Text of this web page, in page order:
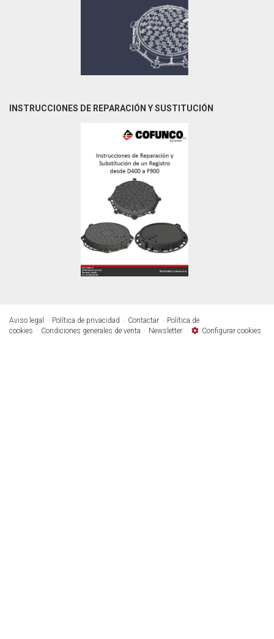
INSTRUCCIONES DE REPARACIÓN Y SUSTITUCIÓN
Aviso legal Política de privacidad Contactar
Política de
cookies
Condiciones generales de venta Newsletter Configurar cookies